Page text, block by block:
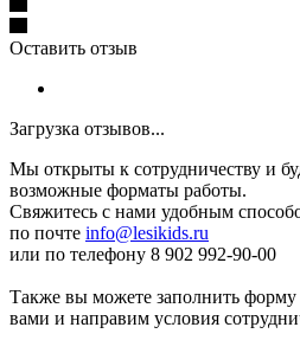
Оставить отзыв
Загрузка отзывов...
Мы открыты к сотрудничеству и
возможные форматы работы.
Свяжитесь с нами удобным
по почте info@lesikids.ru
или по телефону 8 902 992-90-00
Также вы можете заполнить
вами и направим условия